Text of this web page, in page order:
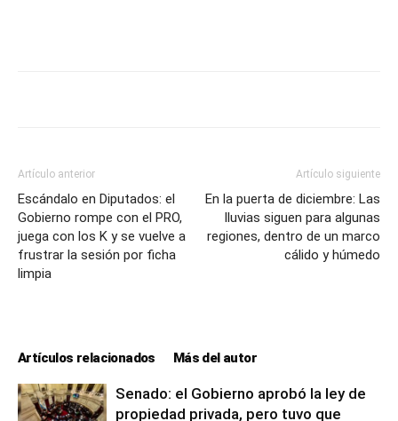
Artículo anterior
Escándalo en Diputados: el
Gobierno rompe con el PRO,
juega con los K y se vuelve a
frustrar la sesión por ficha
limpia
Artículo siguiente
En la puerta de diciembre: Las
lluvias siguen para algunas
regiones, dentro de un marco
cálido y húmedo
Artículos relacionados Más del autor
Senado: el Gobierno aprobó la ley de
propiedad privada, pero tuvo que